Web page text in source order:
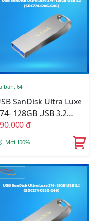
bán: 64
SanDisk Ultra Luxe
128GB USB 3.2
128G-G46)
đ
Mới 100%